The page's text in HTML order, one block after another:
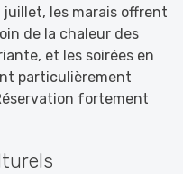
les marais offrent
de la chaleur des
et les soirées en
particulièrement
fortement